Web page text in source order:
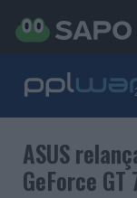
ASUS
GeForce